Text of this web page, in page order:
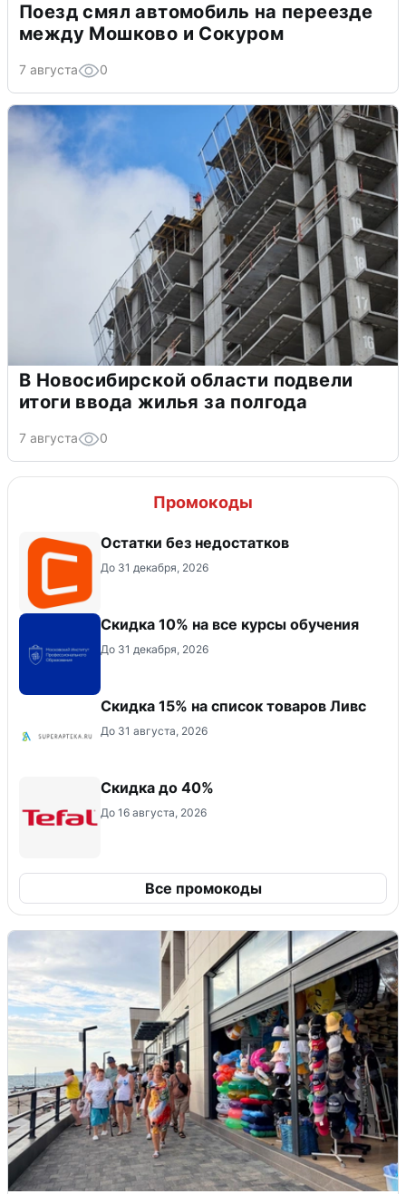
Поезд смял автомобиль на переезде
между Мошково и Сокуром
7 августа 0
В Новосибирской области подвели
итоги ввода жилья за полгода
7 августа 0
Промокоды
Остатки без недостатков
До 31 декабря, 2026
Скидка 10% на все курсы обучения
До 31 декабря, 2026
Скидка 15% на список товаров Ливс
До 31 августа, 2026
Скидка до 40%
До 16 августа, 2026
Все промокоды